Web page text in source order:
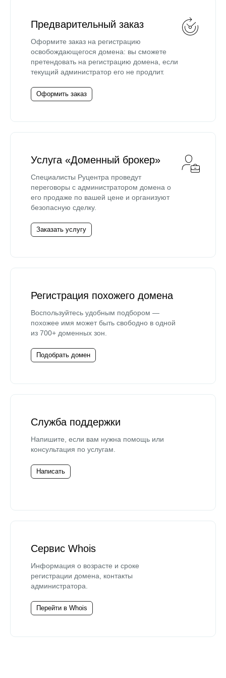
Предварительный заказ
Оформите заказ на регистрацию
освобождающегося домена: вы сможете
претендовать на регистрацию домена, если
текущий администратор его не продлит.
Оформить заказ
Услуга «Доменный брокер»
Специалисты Руцентра проведут
переговоры с администратором домена о
его продаже по вашей цене и организуют
безопасную сделку.
Заказать услугу
Регистрация похожего домена
Воспользуйтесь удобным подбором —
похожее имя может быть свободно в одной
из 700+ доменных зон.
Подобрать домен
Служба поддержки
Напишите, если вам нужна помощь или
консультация по услугам.
Написать
Сервис Whois
Информация о возрасте и сроке
регистрации домена, контакты
администратора.
Перейти в Whois